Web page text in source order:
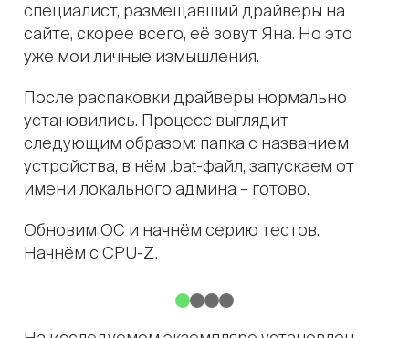
специалист, размещавший драйверы на
сайте, скорее всего, её зовут Яна. Но это
уже мои личные измышления.
После распаковки драйверы нормально
установились. Процесс выглядит
следующим образом: папка с названием
устройства, в нём .bat-файл, запускаем от
имени локального админа – готово.
Обновим ОС и начнём серию тестов.
Начнём с CPU-Z.